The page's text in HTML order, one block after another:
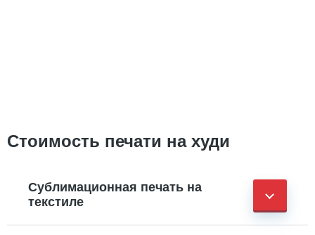
Стоимость печати на худи
Сублимационная печать на
текстиле